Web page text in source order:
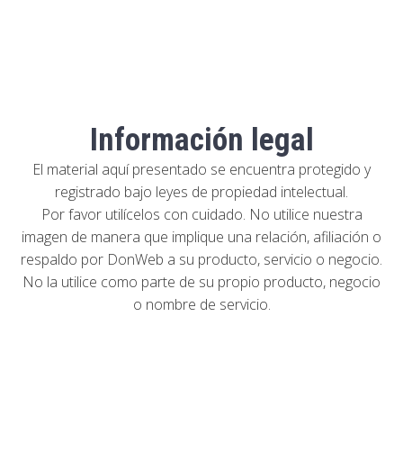
Información legal
El material aquí presentado se encuentra protegido y
registrado bajo leyes de propiedad intelectual.
Por favor utilícelos con cuidado. No utilice nuestra
imagen de manera que implique una relación, afiliación o
respaldo por DonWeb a su producto, servicio o negocio.
No la utilice como parte de su propio producto, negocio
o nombre de servicio.